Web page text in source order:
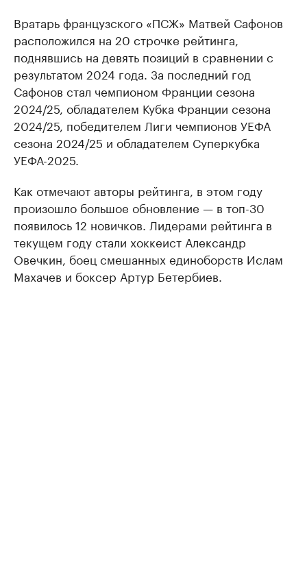
Вратарь французского «ПСЖ» Матвей Сафонов
расположился на 20 строчке рейтинга,
поднявшись на девять позиций в сравнении с
результатом 2024 года. За последний год
Сафонов стал чемпионом Франции сезона
2024/25, обладателем Кубка Франции сезона
2024/25, победителем Лиги чемпионов УЕФА
сезона 2024/25 и обладателем Суперкубка
УЕФА-2025.
Как отмечают авторы рейтинга, в этом году
произошло большое обновление — в топ-30
появилось 12 новичков. Лидерами рейтинга в
текущем году стали хоккеист Александр
Овечкин, боец смешанных единоборств Ислам
Махачев и боксер Артур Бетербиев.